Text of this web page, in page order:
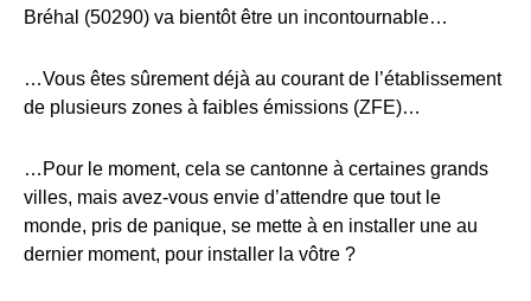
Bréhal (50290) va bientôt être un incontournable…
…Vous êtes sûrement déjà au courant de l’établissement
de plusieurs zones à faibles émissions (ZFE)…
…Pour le moment, cela se cantonne à certaines grands
villes, mais avez-vous envie d’attendre que tout le
monde, pris de panique, se mette à en installer une au
dernier moment, pour installer la vôtre ?